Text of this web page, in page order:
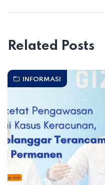
Related Posts
INFORMASI